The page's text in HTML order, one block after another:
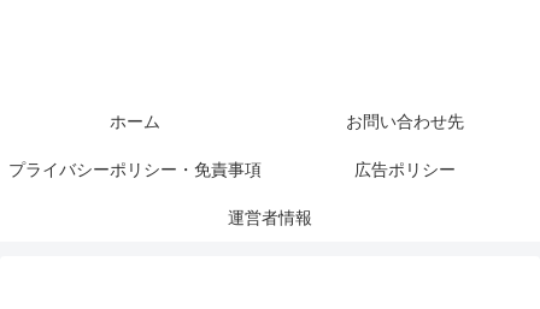
ホーム お問い合わせ先
プライバシーポリシー・免責事項 広告ポリシー
運営者情報